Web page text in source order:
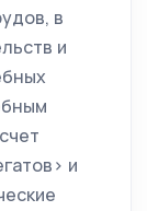
в
и
и